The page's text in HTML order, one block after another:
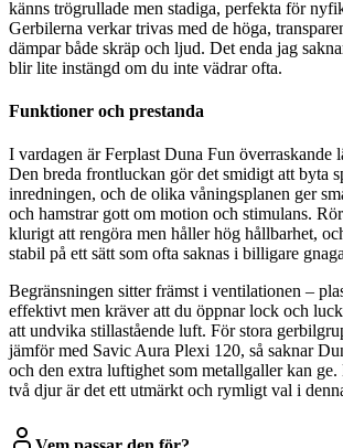
känns trögrullade men stadiga, perfekta för
Gerbilerna verkar trivas med de höga,
dämpar både skräp och ljud. Det enda jag
blir lite instängd om du inte vädrar ofta.
Funktioner och prestanda
I vardagen är Ferplast Duna Fun överraskande
Den breda frontluckan gör det smidigt att byta
inredningen, och de olika våningsplanen ger
och hamstrar gott om motion och stimulans.
klurigt att rengöra men håller hög hållbarhet,
stabil på ett sätt som ofta saknas i billigare
Begränsningen sitter främst i ventilationen –
effektivt men kräver att du öppnar lock och
att undvika stillastående luft. För stora
jämför med Savic Aura Plexi 120, så saknar
och den extra luftighet som metallgaller kan
två djur är det ett utmärkt och rymligt val i